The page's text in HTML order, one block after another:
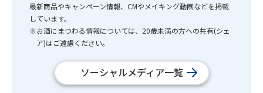
最新商品やキャンペーン情報、CMやメイキング動画などを掲載
しています。
※お酒にまつわる情報については、20歳未満の方への共有(シェ
ア)はご遠慮ください。
ソーシャルメディア一覧